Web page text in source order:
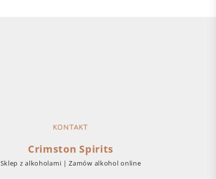
KONTAKT
Crimston Spirits
Sklep z alkoholami | Zamów alkohol online